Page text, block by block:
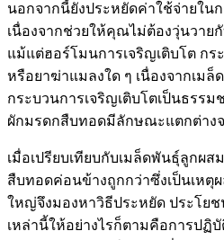
นอกจากนี้ยังประหยัดค่าใช้จ่ายใน
เนื่องจากช่วยให้คุณไม่ต้องวุ่นวาย
แม้แต่ฮอร์โมนการเจริญเติบโต กร
หรือยาฆ่าแมลงใด ๆ เนื่องจากเม
กระบวนการเจริญเติบโตเป็นธรร
ผักมรดกสืบทอดมีลักษณะแตกต่าง
เมื่อเปรียบเทียบกับเมล็ดพันธุ์ลูกผ
สืบทอดค่อนข้างถูกกว่าซึ่งเป็นเหตุ
ใหญ่จึงมองหาวิธีประหยัด ประโย
เหล่านี้ให้อย่างไรก็ตามคือการปฏิ